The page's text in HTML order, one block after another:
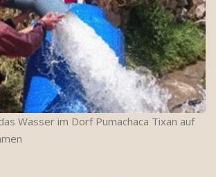
Wasser im Dorf Pumachaca Tixan auf